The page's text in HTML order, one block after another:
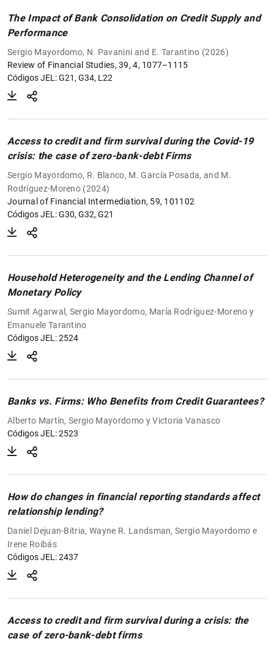
The Impact of Bank Consolidation on Credit Supply and
Performance
Sergio Mayordomo, N. Pavanini and E. Tarantino (2026)
Review of Financial Studies, 39, 4, 1077–1115
Códigos JEL: G21, G34, L22
Access to credit and firm survival during the Covid-19
crisis: the case of zero-bank-debt Firms
Sergio Mayordomo, R. Blanco, M. García Posada, and M.
Rodríguez-Moreno (2024)
Journal of Financial Intermediation, 59, 101102
Códigos JEL: G30, G32, G21
Household Heterogeneity and the Lending Channel of
Monetary Policy
Sumit Agarwal, Sergio Mayordomo, María Rodríguez-Moreno y
Emanuele Tarantino
Códigos JEL: 2524
Banks vs. Firms: Who Benefits from Credit Guarantees?
Alberto Martín, Sergio Mayordomo y Victoria Vanasco
Códigos JEL: 2523
How do changes in financial reporting standards affect
relationship lending?
Daniel Dejuan-Bitria, Wayne R. Landsman, Sergio Mayordomo e
Irene Roibás
Códigos JEL: 2437
Access to credit and firm survival during a crisis: the
case of zero-bank-debt firms